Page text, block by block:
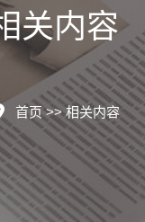
关内容
首页>>相关内容